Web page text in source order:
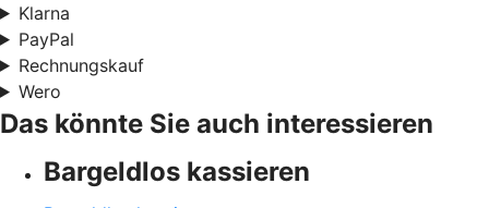
Klarna
PayPal
Rechnungskauf
Wero
Das könnte Sie auch interessieren
Bargeldlos kassieren